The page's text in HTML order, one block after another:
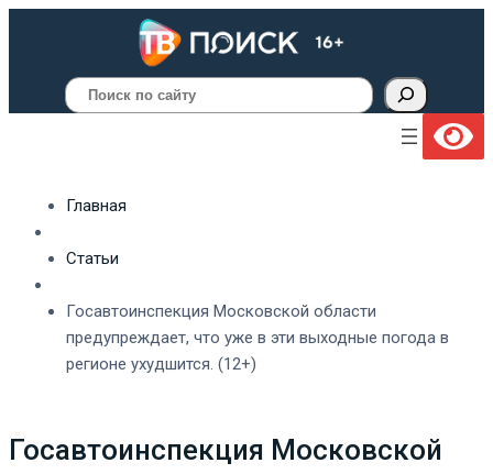
Поиск
Главная
Статьи
Госавтоинспекция Московской области
предупреждает, что уже в эти выходные погода в
регионе ухудшится. (12+)
Госавтоинспекция Московской